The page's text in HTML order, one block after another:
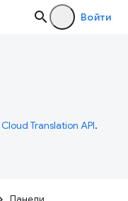
Войти
Cloud Translation API.